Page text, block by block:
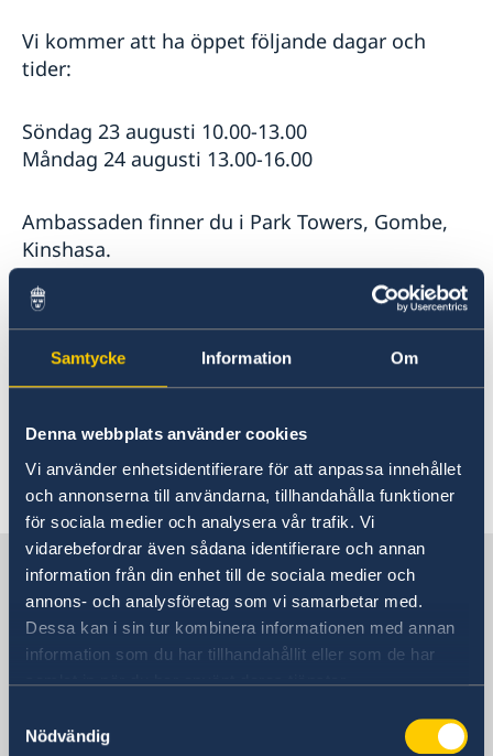
Samtycke Information Om
Denna webbplats använder cookies
Vi använder enhetsidentifierare för att anpassa innehållet
och annonserna till användarna, tillhandahålla funktioner
för sociala medier och analysera vår trafik. Vi
vidarebefordrar även sådana identifierare och annan
information från din enhet till de sociala medier och
annons- och analysföretag som vi samarbetar med.
Dessa kan i sin tur kombinera informationen med annan
information som du har tillhandahållit eller som de har
samlat in när du har använt deras tjänster.
Nödvändig
Val i DRK den 20 december
Ett meddelande till svenskar utomlands
Nya coronaviruset
Vi kommer att ha öppet följande dagar och
tider:
Söndag 23 augusti 10.00-13.00
Måndag 24 augusti 13.00-16.00
Ambassaden finner du i Park Towers, Gombe,
Kinshasa.
Du behöver ha med dig en giltig legitimation,
om du inte har ditt röstkort kan vi skriva ut det
åt dig.
Välkomna!
Senast uppdaterad 12 maj 2026, 08.15
Sverige i D.R. Kongo
Sveriges ambassad
Besöksadress
Croisement des Avenues Batetela et des